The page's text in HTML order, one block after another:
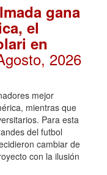
gana
el
en
2026
mejor
mientras que
Para esta
del futbol
cambiar de
con la ilusión